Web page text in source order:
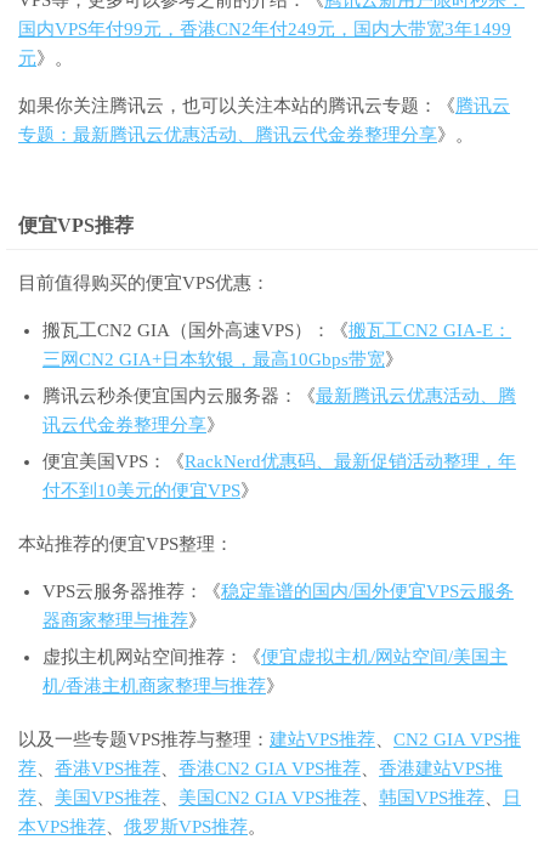
国内VPS年付99元，香港CN2年付249元，国内大带宽3年1499
元》。
如果你关注腾讯云，也可以关注本站的腾讯云专题：《腾讯云
专题：最新腾讯云优惠活动、腾讯云代金券整理分享》。
便宜VPS推荐
目前值得购买的便宜VPS优惠：
搬瓦工CN2 GIA（国外高速VPS）：《搬瓦工CN2 GIA-E：
三网CN2 GIA+日本软银，最高10Gbps带宽》
腾讯云秒杀便宜国内云服务器：《最新腾讯云优惠活动、腾
讯云代金券整理分享》
便宜美国VPS：《RackNerd优惠码、最新促销活动整理，年
付不到10美元的便宜VPS》
本站推荐的便宜VPS整理：
VPS云服务器推荐：《稳定靠谱的国内/国外便宜VPS云服务
器商家整理与推荐》
虚拟主机网站空间推荐：《便宜虚拟主机/网站空间/美国主
机/香港主机商家整理与推荐》
以及一些专题VPS推荐与整理： 建站VPS推荐
CN2 GIA VPS推
荐
香港VPS推荐 香港CN2 GIA VPS推荐
香港建站VPS推
荐
美国VPS推荐 美国CN2 GIA VPS推荐 韩国VPS推荐
日
本VPS推荐
俄罗斯VPS推荐。